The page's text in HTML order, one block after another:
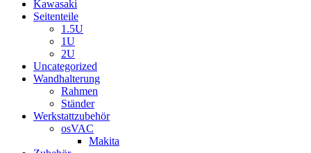
Kawasaki
Seitenteile
1.5U
1U
2U
Uncategorized
Wandhalterung
Rahmen
Ständer
Werkstattzubehör
osVAC
Makita